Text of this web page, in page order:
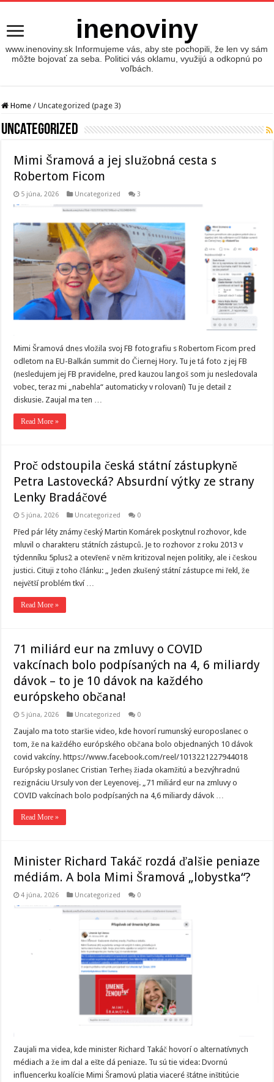
inenoviny
www.inenoviny.sk Informujeme vás, aby ste pochopili, že len vy sám
môžte bojovať za seba. Politici vás oklamu, využijú a odkopnú po
voľbách.
Home / Uncategorized (page 3)
Uncategorized
Mimi Šramová a jej služobná cesta s
Robertom Ficom
5 júna, 2026 Uncategorized 3
Mimi Šramová dnes vložila svoj FB fotografiu s Robertom Ficom pred
odletom na EU-Balkán summit do Čiernej Hory. Tu je tá foto z jej FB
(nesledujem jej FB pravidelne, pred kauzou langoš som ju nesledovala
vobec, teraz mi „nabehla“ automaticky v rolovaní) Tu je detail z
diskusie. Zaujal ma ten …
Read More »
Proč odstoupila česká státní zástupkyně
Petra Lastovecká? Absurdní výtky ze strany
Lenky Bradáčové
5 júna, 2026 Uncategorized 0
Před pár léty známy český Martin Komárek poskytnul rozhovor, kde
mluvil o charakteru státních zástupců. Je to rozhovor z roku 2013 v
týdenníku 5plus2 a otevřeně v něm kritizoval nejen politiky, ale i českou
justici. Cituji z toho článku: „ Jeden zkušený státní zástupce mi řekl, že
největší problém tkví …
Read More »
71 miliárd eur na zmluvy o COVID
vakcínach bolo podpísaných na 4, 6 miliardy
dávok – to je 10 dávok na každého
európskeho občana!
5 júna, 2026 Uncategorized 0
Zaujalo ma toto staršie video, kde hovorí rumunský europoslanec o
tom, že na každého európského občana bolo objednaných 10 dávok
covid vakcíny. https://www.facebook.com/reel/1013221227944018
Európsky poslanec Cristian Terheș žiada okamžitú a bezvýhradnú
rezignáciu Ursuly von der Leyenovej. „71 miliárd eur na zmluvy o
COVID vakcínach bolo podpísaných na 4,6 miliardy dávok …
Read More »
Minister Richard Takáč rozdá ďalšie peniaze
médiám. A bola Mimi Šramová „lobystka“?
4 júna, 2026 Uncategorized 0
Zaujali ma videa, kde minister Richard Takáč hovorí o alternatívnych
médiach a že im dal a ešte dá peniaze. Tu sú tie videa: Dvornú
influencerku koalície Mimi Šramovú platia viaceré štátne inštitúcie